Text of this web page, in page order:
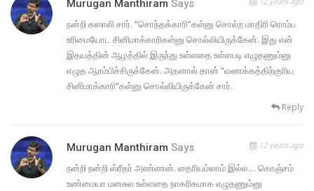
Murugan Manthiram Says
நன்றி கஸாலி சார். “சொந்தக்காரி”கள்னு சொல்ற மாதிரி ரொம்ப
உரிமையோட சினிமாக்காரிகள்னு சொல்லியிருக்கேன். இது என்
இதயத்தின் ஆழத்தில் இருந்து உள்ளதை உள்ளபடி எழுதணும்னு
எழுத ஆரம்பிச்சிருக்கேன். அதனால் தான் “வணக்கத்திற்குரிய
சினிமாக்காரி”கள்னு சொல்லியிருக்கேன் சார்.
Reply
Murugan Manthiram Says 12 years ago
நன்றி நன்றி ஸ்ரீதர் அண்ணன். தைரியம்லாம் இல்ல… கொஞ்சம்
உண்மையா மனசுல உள்ளதை நாகரிகமாக எழுதணும்னு